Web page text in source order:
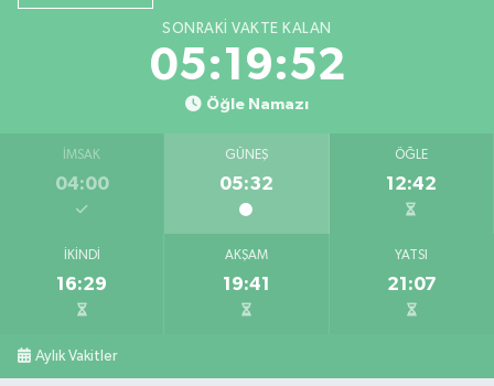
SONRAKI VAKTE KALAN
05:19:51
Öğle Namazı
İMSAK
04:00
GÜNEŞ
05:32
ÖĞLE
12:42
İKINDI
16:29
AKŞAM
19:41
YATSI
21:07
Aylık Vakitler